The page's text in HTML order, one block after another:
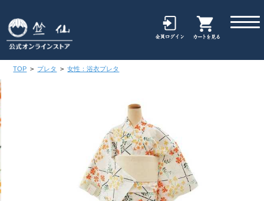
TOP > プレタ > 女性：浴衣プレタ